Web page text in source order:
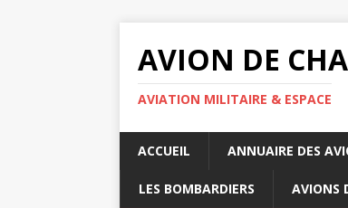
AVION DE
AVIATION MILITAIRE & ESPACE
ACCUEIL ANNUAIRE DES
LES BOMBARDIERS AVIONS